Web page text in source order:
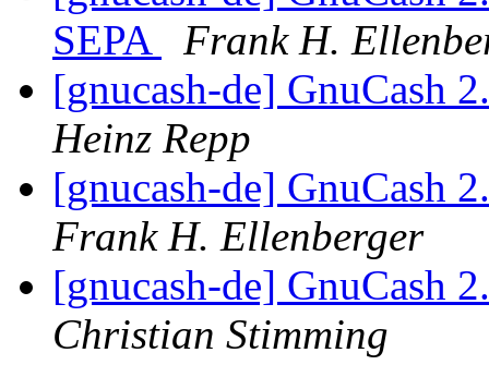
SEPA
Frank H.
[gnucash-de] GnuCash
Heinz Repp
[gnucash-de] GnuCash
Frank H. Ellenberger
[gnucash-de] GnuCash
Christian Stimming